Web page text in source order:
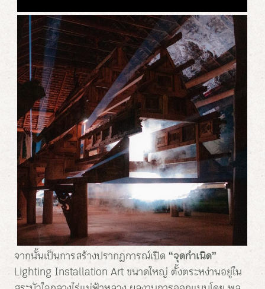
จากนั้นเป็นการสร้างปรากฏการณ์เปิด“จุดกำเนิด”
Lighting Installation Art ขนาดใหญ่ ตั้งตระหง่านอยู่ใน